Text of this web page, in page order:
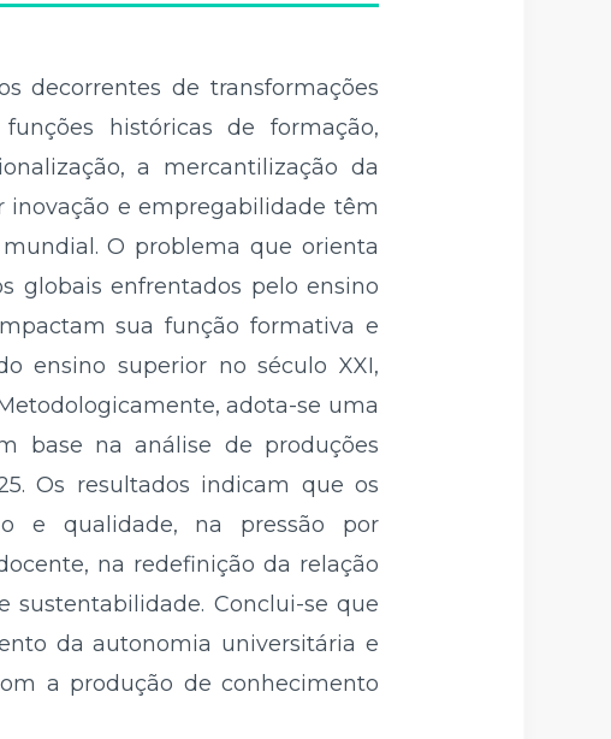
decorrentes de transformações
históricas de formação,
a mercantilização da
inovação e empregabilidade têm
O problema que orienta
globais enfrentados pelo ensino
sua função formativa e
ensino superior no século XXI,
adota-se uma
base na análise de produções
Os resultados indicam que os
e qualidade, na pressão por
na redefinição da relação
sustentabilidade. Conclui-se que
da autonomia universitária e
a produção de conhecimento